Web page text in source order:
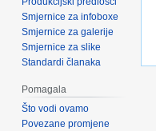
Smjernice za infoboxe
Smjernice za galerije
Smjernice za slike
Standardi članaka
Pomagala
Što vodi ovamo
Povezane promjene